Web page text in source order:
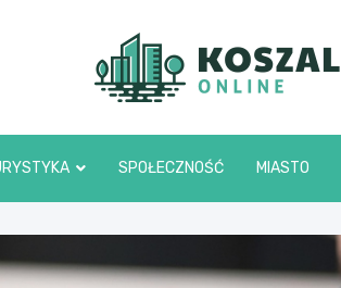
SPOŁECZNOŚĆ MIASTO